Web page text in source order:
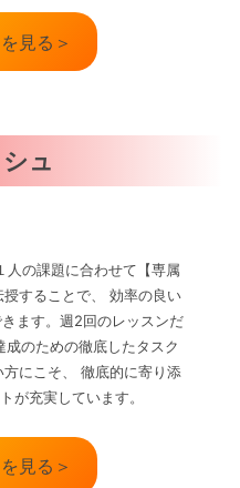
見る＞
ュ
人の課題に合わせて【専属
することで、 効率の良い
ます。週2回のレッスンだ
のための徹底したタスク
にこそ、 徹底的に寄り添
が充実しています。
見る＞